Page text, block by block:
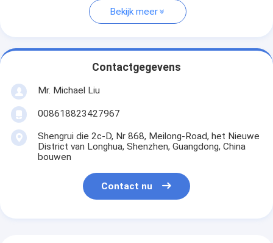
Bekijk meer
Contactgegevens
Mr. Michael Liu
008618823427967
Shengrui die 2c-D, Nr 868, Meilong-Road, het Nieuwe
District van Longhua, Shenzhen, Guangdong, China
bouwen
Contact nu